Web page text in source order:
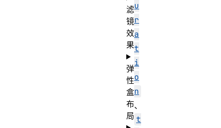
u
r
a
t
i
o
n
、
t
滤
镜
效
果
弹
性
盒
布
局